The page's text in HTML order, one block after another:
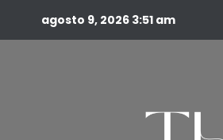
agosto 9, 2026 3:51 am